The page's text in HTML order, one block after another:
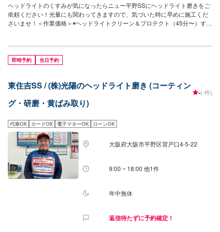
ヘッドライトのくすみが気になったらニュー平野SSにヘッドライト磨きをご
依頼ください！光量にも関わってきますので、気づいた時に早めに施工くだ
さいませ！＜作業価格＞◉ヘッドライトクリーン＆プロテクト（45分〜）すで
しっかり守ります。普通車8,190円軽自動車6,620円※一部対応できない車種
もございます。
即時予約 当日予約
東住吉SS / (株)光陽のヘッドライト磨き (コーティン
グ・研磨・黄ばみ取り)
-(-件)
代車OK カードOK 電子マネーOK ローンOK
大阪府大阪市平野区背戸口4-5-22
9:00 ~ 18:00 他1件
年中無休
返信待たずに予約確定！